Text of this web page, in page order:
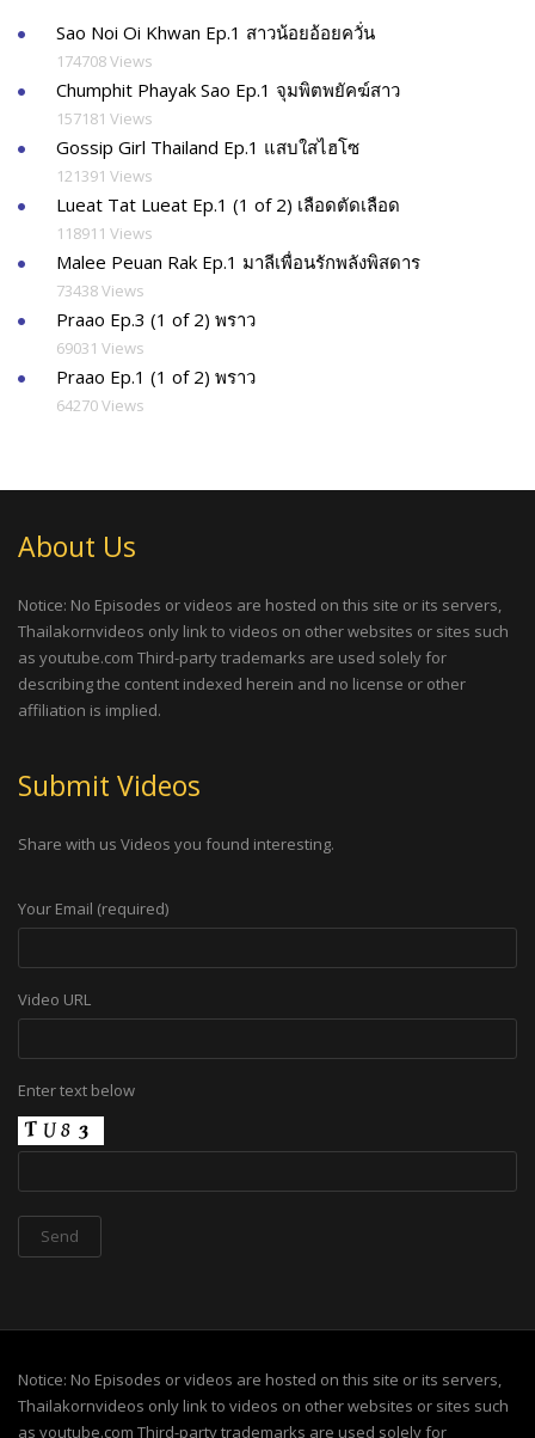
Sao Noi Oi Khwan Ep.1 สาวน้อยอ้อยควั่น
174708 Views
Chumphit Phayak Sao Ep.1 จุมพิตพยัคฆ์สาว
157181 Views
Gossip Girl Thailand Ep.1 แสบใสไฮโซ
121391 Views
Lueat Tat Lueat Ep.1 (1 of 2) เลือดตัดเลือด
118911 Views
Malee Peuan Rak Ep.1 มาลีเพื่อนรักพลังพิสดาร
73438 Views
Praao Ep.3 (1 of 2) พราว
69031 Views
Praao Ep.1 (1 of 2) พราว
64270 Views
About Us
Notice: No Episodes or videos are hosted on this site or its servers,
Thailakornvideos only link to videos on other websites or sites such
as youtube.com Third-party trademarks are used solely for
describing the content indexed herein and no license or other
affiliation is implied.
Submit Videos
Share with us Videos you found interesting.
Your Email (required)
Video URL
Enter text below
Notice: No Episodes or videos are hosted on this site or its servers,
Thailakornvideos only link to videos on other websites or sites such
as youtube.com Third-party trademarks are used solely for